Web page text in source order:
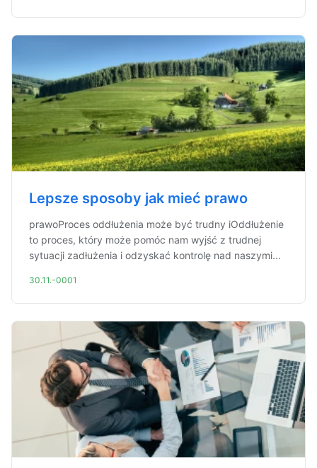
Lepsze sposoby jak mieć prawo
prawoProces oddłużenia może być trudny iOddłużenie
to proces, który może pomóc nam wyjść z trudnej
sytuacji zadłużenia i odzyskać kontrolę nad naszymi...
30.11.-0001